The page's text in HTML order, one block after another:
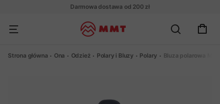
Darmowa dostawa od 200 zł
Strona główna Ona Odzież Polary i Bluzy Polary Bluza polarowa